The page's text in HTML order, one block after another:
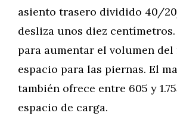
asiento trasero dividido 40/
desliza unos diez
para aumentar el volumen
espacio para las piernas. El
también ofrece entre 605 y
espacio de carga.